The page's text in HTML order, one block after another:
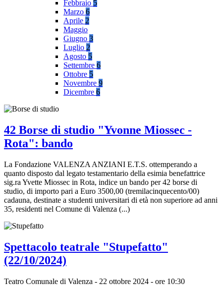
Febbraio 5
Marzo 6
Aprile 2
Maggio
Giugno 3
Luglio 2
Agosto 5
Settembre 6
Ottobre 5
Novembre 9
Dicembre 6
42 Borse di studio "Yvonne Miossec -
Rota": bando
La Fondazione VALENZA ANZIANI E.T.S. ottemperando a
quanto disposto dal legato testamentario della esimia benefattrice
sig.ra Yvette Miossec in Rota, indice un bando per 42 borse di
studio, di importo pari a Euro 3500,00 (tremilacinquecento/00)
cadauna, destinate a studenti universitari di età non superiore ad anni
35, residenti nel Comune di Valenza (...)
Spettacolo teatrale "Stupefatto"
(22/10/2024)
Teatro Comunale di Valenza - 22 ottobre 2024 - ore 10:30